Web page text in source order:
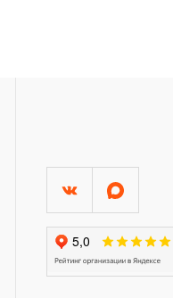
эксплуатации
талоне
факт
реализации продукции
в